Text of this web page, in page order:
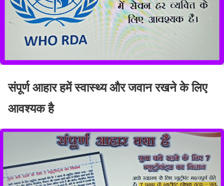
संपूर्ण आहार हमें स्वास्थ्य और जवान रखने के लिए
आवश्यक है